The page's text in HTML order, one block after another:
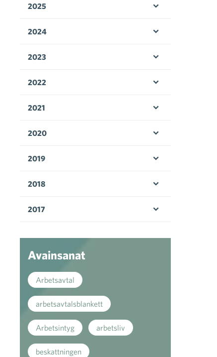
2025
2024
2023
2022
2021
2020
2019
2018
2017
Avainsanat
Arbetsavtal
arbetsavtalsblankett
Arbetsintyg arbetsliv
beskattningen